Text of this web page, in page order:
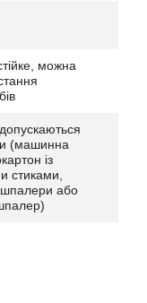
можна
(машинна
із
стиками,
шпалери або